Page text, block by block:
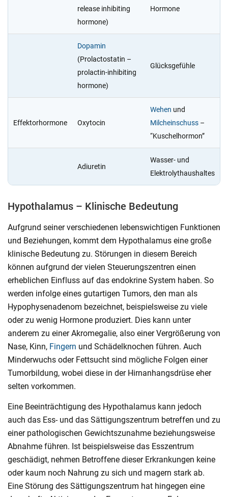
release inhibiting
hormone)
Hormone
Dopamin
(Prolactostatin –
prolactin-inhibiting
hormone)
Glücksgefühle
Effektorhormone Oxytocin
Wehen und
Milcheinschuss –
“Kuschelhormon”
Adiuretin
Wasser- und
Elektrolythaushaltes
Hypothalamus – Klinische Bedeutung
Aufgrund seiner verschiedenen lebenswichtigen Funktionen
und Beziehungen, kommt dem Hypothalamus eine große
klinische Bedeutung zu. Störungen in diesem Bereich
können aufgrund der vielen Steuerungszentren einen
erheblichen Einfluss auf das endokrine System haben. So
werden infolge eines gutartigen Tumors, den man als
Hypophysenadenom bezeichnet, beispielsweise zu viele
oder zu wenig Hormone produziert. Dies kann unter
anderem zu einer Akromegalie, also einer Vergrößerung von
Nase, Kinn, Fingern und Schädelknochen führen. Auch
Minderwuchs oder Fettsucht sind mögliche Folgen einer
Tumorbildung, wobei diese in der Hirnanhangsdrüse eher
selten vorkommen.
Eine Beeinträchtigung des Hypothalamus kann jedoch
auch das Ess- und das Sättigungszentrum betreffen und zu
einer pathologischen Gewichtszunahme beziehungsweise
Abnahme führen. Ist beispielsweise das Esszentrum
geschädigt, nehmen Betroffene dieser Erkrankungen keine
oder kaum noch Nahrung zu sich und magern stark ab.
Eine Störung des Sättigungszentrum hat hingegen eine